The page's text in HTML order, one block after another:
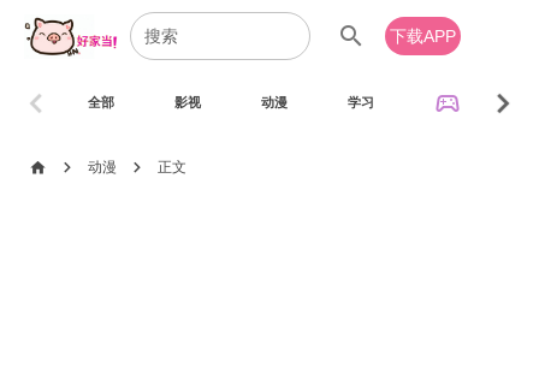
search 下载APP
全部 影视 动漫 学习 sports_esports
chevron_left chevron_right
home chevron_right 动漫 chevron_right 正文